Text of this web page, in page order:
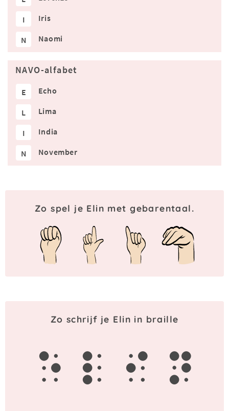
I Iris
N Naomi
NAVO-alfabet
E Echo
L Lima
I India
N November
Zo spel je Elin met gebarentaal.
Zo schrijf je Elin in braille
e l i n